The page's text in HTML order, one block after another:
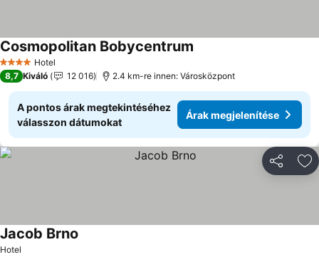
4 KategóriaHotel
Cosmopolitan Bobycentrum
8,7 Kiváló 12 016 2.4 km-re innen: Városközpont
A pontos árak megtekintéséhez
válasszon dátumokat
Árak megjelenítése
Hotel
Jacob Brno